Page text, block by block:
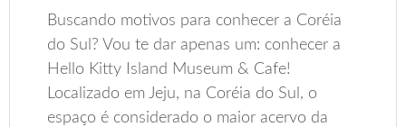
Buscando motivos para conhecer a Coréia
do Sul? Vou te dar apenas um: conhecer a
Hello Kitty Island Museum & Cafe!
Localizado em Jeju, na Coréia do Sul, o
espaço é considerado o maior acervo da